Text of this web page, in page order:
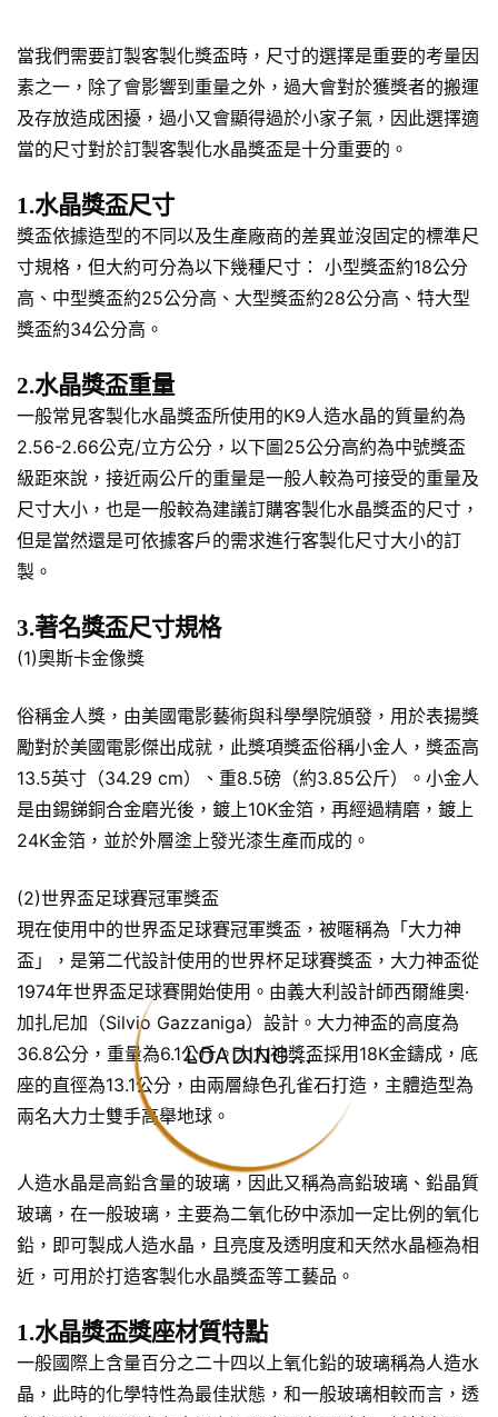
LOADING...
當我們需要訂製客製化獎盃時，尺寸的選擇是重要的考量因
素之一，除了會影響到重量之外，過大會對於獲獎者的搬運
及存放造成困擾，過小又會顯得過於小家子氣，因此選擇適
當的尺寸對於訂製客製化水晶獎盃是十分重要的。
1.水晶獎盃尺寸
獎盃依據造型的不同以及生產廠商的差異並沒固定的標準尺
寸規格，但大約可分為以下幾種尺寸： 小型獎盃約18公分
高、中型獎盃約25公分高、大型獎盃約28公分高、特大型
獎盃約34公分高。
2.水晶獎盃重量
一般常見客製化水晶獎盃所使用的K9人造水晶的質量約為
2.56-2.66公克/立方公分，以下圖25公分高約為中號獎盃
級距來說，接近兩公斤的重量是一般人較為可接受的重量及
尺寸大小，也是一般較為建議訂購客製化水晶獎盃的尺寸，
但是當然還是可依據客戶的需求進行客製化尺寸大小的訂
製。
3.著名獎盃尺寸規格
(1)奧斯卡金像獎
俗稱金人獎，由美國電影藝術與科學學院頒發，用於表揚獎
勵對於美國電影傑出成就，此獎項獎盃俗稱小金人，獎盃高
13.5英寸（34.29 cm）、重8.5磅（約3.85公斤）。小金人
是由錫銻銅合金磨光後，鍍上10K金箔，再經過精磨，鍍上
24K金箔，並於外層塗上發光漆生產而成的。
(2)世界盃足球賽冠軍獎盃
現在使用中的世界盃足球賽冠軍獎盃，被暱稱為「大力神
盃」，是第二代設計使用的世界杯足球賽獎盃，大力神盃從
1974年世界盃足球賽開始使用。由義大利設計師西爾維奧·
加扎尼加（Silvio Gazzaniga）設計。大力神盃的高度為
36.8公分，重量為6.1公斤。大力神獎盃採用18K金鑄成，底
座的直徑為13.1公分，由兩層綠色孔雀石打造，主體造型為
兩名大力士雙手高舉地球。
人造水晶是高鉛含量的玻璃，因此又稱為高鉛玻璃、鉛晶質
玻璃，在一般玻璃，主要為二氧化矽中添加一定比例的氧化
鉛，即可製成人造水晶，且亮度及透明度和天然水晶極為相
近，可用於打造客製化水晶獎盃等工藝品。
1.水晶獎盃獎座材質特點
一般國際上含量百分之二十四以上氧化鉛的玻璃稱為人造水
晶，此時的化學特性為最佳狀態，和一般玻璃相較而言，透